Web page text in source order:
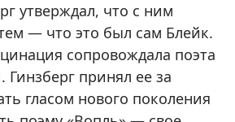
утверждал, что с ним
— что это был сам Блейк.
сопровождала поэта
Гинзберг принял ее за
гласом нового поколения